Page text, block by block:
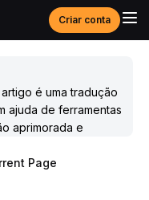
Criar conta
é uma tradução
ajuda de ferramentas
aprimorada e
Page